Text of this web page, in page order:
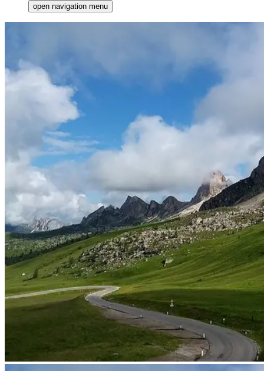
open navigation menu